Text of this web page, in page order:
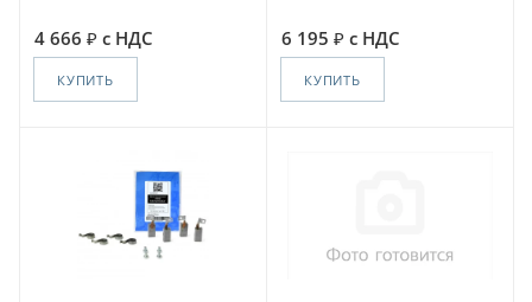
4 666 с НДС
КУПИТЬ
6 195 с НДС
КУПИТЬ